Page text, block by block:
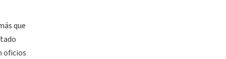
que
oficios